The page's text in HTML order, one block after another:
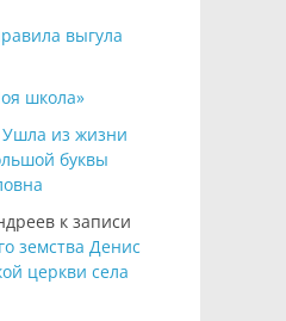
выгула
школа»
Ушла из жизни
буквы
к записи
земства Денис
церкви села